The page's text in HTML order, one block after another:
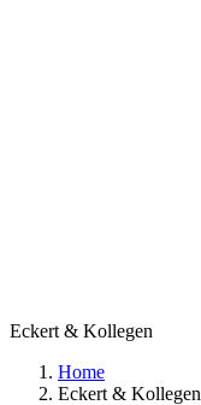
Eckert & Kollegen
Home
Eckert & Kollegen